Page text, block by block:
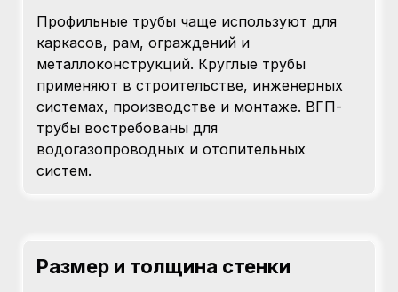
Профильные трубы чаще используют для
каркасов, рам, ограждений и
металлоконструкций. Круглые трубы
применяют в строительстве, инженерных
системах, производстве и монтаже. ВГП-
трубы востребованы для
водогазопроводных и отопительных
систем.
Размер и толщина стенки